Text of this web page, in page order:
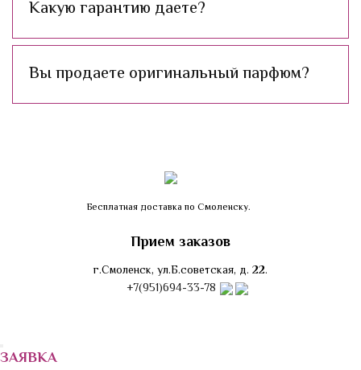
Какую гарантию даете?
Вы продаете оригинальный парфюм?
Бесплатная доставка по Смоленску.
Прием заказов
г.Смоленск, ул.Б.советская, д. 22.
+7(951)694-33-78
ЗАЯВКА